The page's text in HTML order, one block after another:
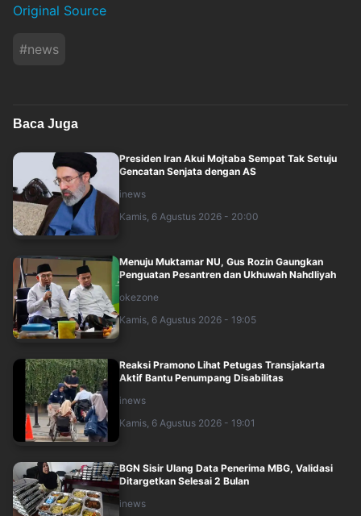
Original Source
#news
Baca Juga
Presiden Iran Akui Mojtaba Sempat Tak Setuju
Gencatan Senjata dengan AS
inews
Kamis, 6 Agustus 2026 - 20:00
Menuju Muktamar NU, Gus Rozin Gaungkan
Penguatan Pesantren dan Ukhuwah Nahdliyah
okezone
Kamis, 6 Agustus 2026 - 19:05
Reaksi Pramono Lihat Petugas Transjakarta
Aktif Bantu Penumpang Disabilitas
inews
Kamis, 6 Agustus 2026 - 19:01
BGN Sisir Ulang Data Penerima MBG, Validasi
Ditargetkan Selesai 2 Bulan
inews